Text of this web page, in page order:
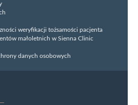
weryfikacji tożsamości pacjenta
małoletnich w Sienna Clinic
danych osobowych